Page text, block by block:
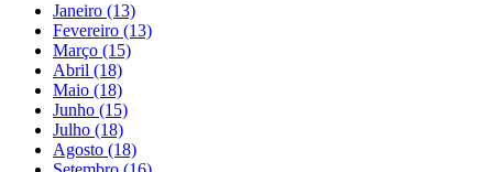
Janeiro (13)
Fevereiro (13)
Março (15)
Abril (18)
Maio (18)
Junho (15)
Julho (18)
Agosto (18)